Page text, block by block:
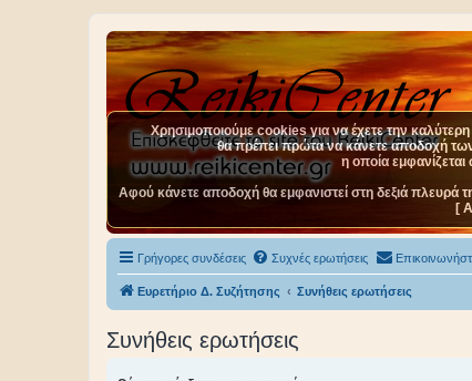
Γρήγορες συνδέσεις Συχνές ερωτήσεις
Ευρετήριο Δ. Συζήτησης Συνήθεις ερωτήσεις
Συνήθεις ερωτήσεις
Χρησιμοποιούμε cookies για να έχετε την
θα πρέπει πρώτα να κάνετε αποδοχή
η οποία
Αφού κάνετε αποδοχή θα εμφανιστεί στη δεξιά
[